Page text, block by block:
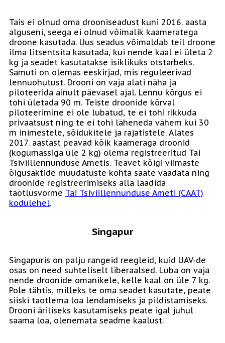
Tais ei olnud oma drooniseadust kuni 2016. aasta
alguseni, seega ei olnud võimalik kaameratega
droone kasutada. Uus seadus võimaldab teil droone
ilma litsentsita kasutada, kui nende kaal ei ületa 2
kg ja seadet kasutatakse isiklikuks otstarbeks.
Samuti on olemas eeskirjad, mis reguleerivad
lennuohutust. Drooni on vaja alati näha ja
piloteerida ainult päevasel ajal. Lennu kõrgus ei
tohi ületada 90 m. Teiste droonide kõrval
piloteerimine ei ole lubatud, te ei tohi rikkuda
privaatsust ning te ei tohi läheneda vähem kui 30
m inimestele, sõidukitele ja rajatistele. Alates
2017. aastast peavad kõik kaameraga droonid
(kogumassiga üle 2 kg) olema registreeritud Tai
Tsiviillennunduse Ametis. Teavet kõigi viimaste
õigusaktide muudatuste kohta saate vaadata ning
droonide registreerimiseks alla laadida
taotlusvorme Tai Tsiviillennunduse Ameti (CAAT)
kodulehel.
Singapur
Singapuris on palju rangeid reegleid, kuid UAV-de
osas on need suhteliselt liberaalsed. Luba on vaja
nende droonide omanikele, kelle kaal on üle 7 kg.
Pole tähtis, milleks te oma seadet kasutate, peate
siiski taotlema loa lendamiseks ja pildistamiseks.
Drooni äriliseks kasutamiseks peate igal juhul
saama loa, olenemata seadme kaalust.